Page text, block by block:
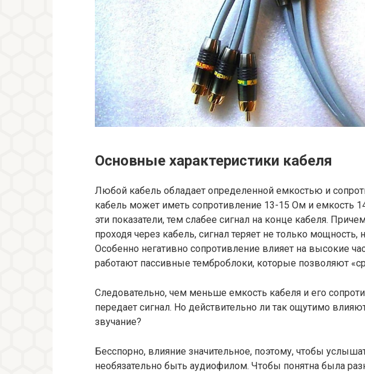
Основные характеристики кабеля
Любой кабель обладает определенной емкостью и
кабель может иметь сопротивление 13-15 Ом и емкость
эти показатели, тем слабее сигнал на конце кабеля.
проходя через кабель, сигнал теряет не только мощность,
Особенно негативно сопротивление влияет на высокие
работают пассивные темброблоки, которые позволяют
Следовательно, чем меньше емкость кабеля и его
передает сигнал. Но действительно ли так ощутимо
звучание?
Бесспорно, влияние значительное, поэтому, чтобы
необязательно быть аудиофилом. Чтобы понятна была